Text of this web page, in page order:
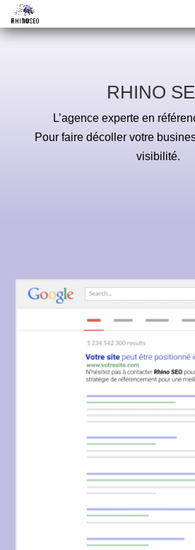
RHINO
L’agence experte en
Pour faire décoller votre
visibilité.